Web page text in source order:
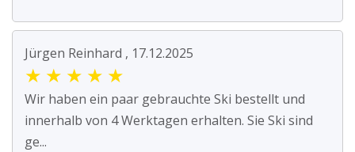
Jürgen Reinhard , 17.12.2025
★ ★ ★ ★ ★
Wir haben ein paar gebrauchte Ski bestellt und
innerhalb von 4 Werktagen erhalten. Sie Ski sind
ge...